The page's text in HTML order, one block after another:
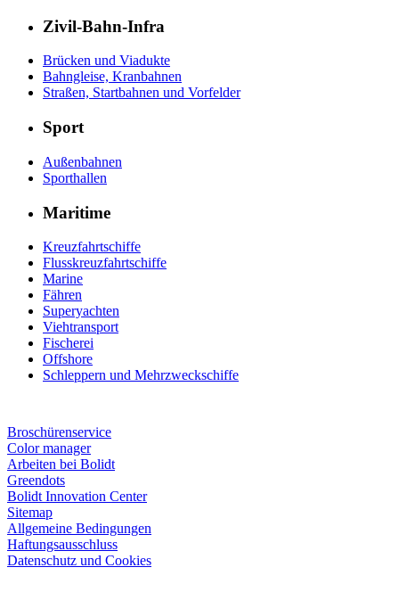
Zivil-Bahn-Infra
Brücken und Viadukte
Bahngleise, Kranbahnen
Straßen, Startbahnen und Vorfelder
Sport
Außenbahnen
Sporthallen
Maritime
Kreuzfahrtschiffe
Flusskreuzfahrtschiffe
Marine
Fähren
Superyachten
Viehtransport
Fischerei
Offshore
Schleppern und Mehrzweckschiffe
Broschürenservice
Color manager
Arbeiten bei Bolidt
Greendots
Bolidt Innovation Center
Sitemap
Allgemeine Bedingungen
Haftungsausschluss
Datenschutz und Cookies